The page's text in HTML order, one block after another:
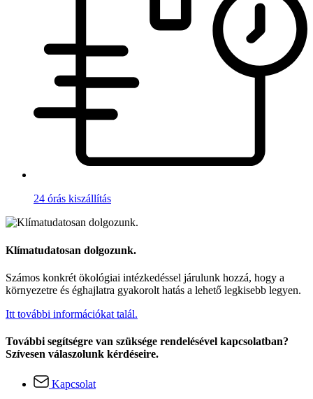
24 órás kiszállítás
Klímatudatosan dolgozunk.
Számos konkrét ökológiai intézkedéssel járulunk hozzá, hogy a
környezetre és éghajlatra gyakorolt hatás a lehető legkisebb legyen.
Itt további információkat talál.
További segítségre van szüksége rendelésével kapcsolatban?
Szívesen válaszolunk kérdéseire.
Kapcsolat